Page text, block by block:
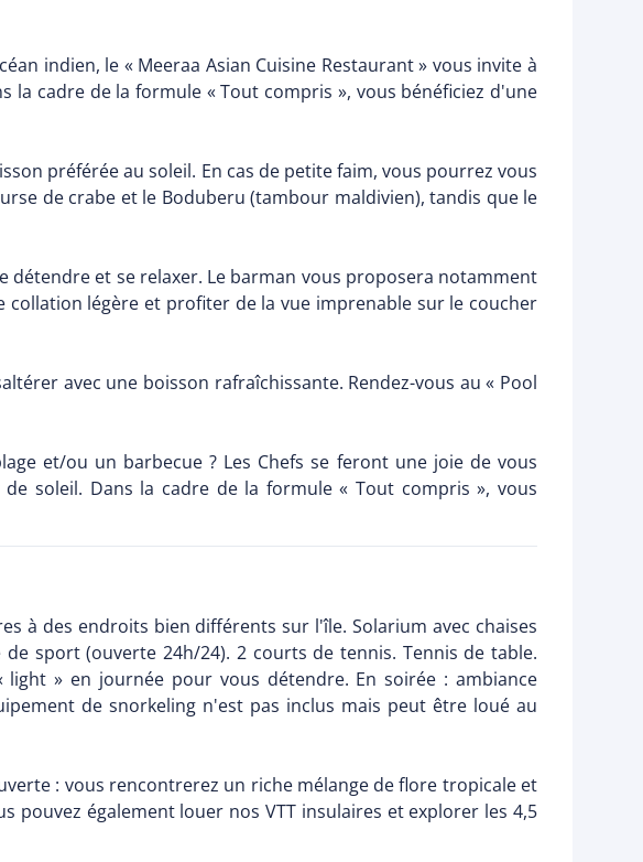
indien, le « Meeraa Asian Cuisine Restaurant » vous invite à
la cadre de la formule « Tout compris », vous bénéficiez d'une
préférée au soleil. En cas de petite faim, vous pourrez vous
de crabe et le Boduberu (tambour maldivien), tandis que le
détendre et se relaxer. Le barman vous proposera notamment
légère et profiter de la vue imprenable sur le coucher
avec une boisson rafraîchissante. Rendez-vous au « Pool
et/ou un barbecue ? Les Chefs se feront une joie de vous
soleil. Dans la cadre de la formule « Tout compris », vous
à des endroits bien différents sur l'île. Solarium avec chaises
sport (ouverte 24h/24). 2 courts de tennis. Tennis de table.
» en journée pour vous détendre. En soirée : ambiance
de snorkeling n'est pas inclus mais peut être loué au
: vous rencontrerez un riche mélange de flore tropicale et
également louer nos VTT insulaires et explorer les 4,5